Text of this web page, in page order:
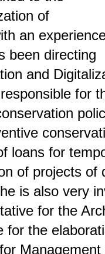
of
an
been directing
and
for
loans for
of projects of
is also very
for the
for the